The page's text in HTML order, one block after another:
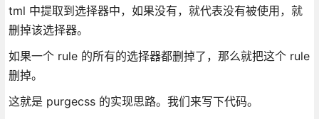
tml 中提取到选择器中，如果没有，就代表没有被使用，就
删掉该选择器。
如果一个 rule 的所有的选择器都删掉了，那么就把这个 rule
删掉。
这就是 purgecss 的实现思路。我们来写下代码。